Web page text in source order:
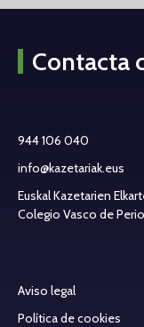
Contacta
944 106 040
info@kazetariak.eus
Euskal Kazetarien
Colegio Vasco de
Aviso legal
Política de cookies